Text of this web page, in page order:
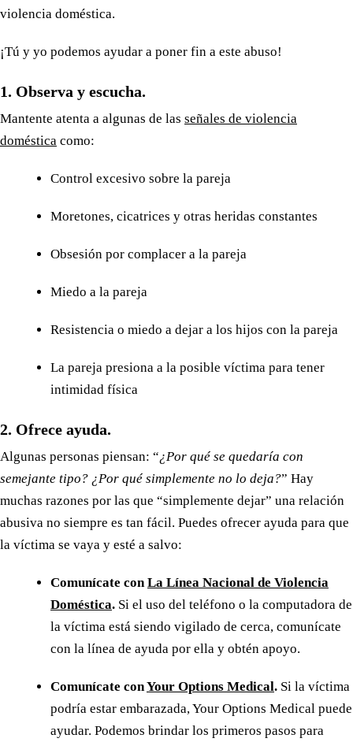
violencia doméstica.
¡Tú y yo podemos ayudar a poner fin a este abuso!
1. Observa y escucha.
Mantente atenta a algunas de las señales de violencia
doméstica como:
Control excesivo sobre la pareja
Moretones, cicatrices y otras heridas constantes
Obsesión por complacer a la pareja
Miedo a la pareja
Resistencia o miedo a dejar a los hijos con la pareja
La pareja presiona a la posible víctima para tener
intimidad física
2. Ofrece ayuda.
Algunas personas piensan: “¿Por qué se quedaría con
semejante tipo? ¿Por qué simplemente no lo deja?” Hay
muchas razones por las que “simplemente dejar” una relación
abusiva no siempre es tan fácil. Puedes ofrecer ayuda para que
la víctima se vaya y esté a salvo:
Comunícate conLa Línea Nacional de Violencia
Doméstica. Si el uso del teléfono o la computadora de
la víctima está siendo vigilado de cerca, comunícate
con la línea de ayuda por ella y obtén apoyo.
Comunícate conYour Options Medical. Si la víctima
podría estar embarazada, Your Options Medical puede
ayudar. Podemos brindar los primeros pasos para